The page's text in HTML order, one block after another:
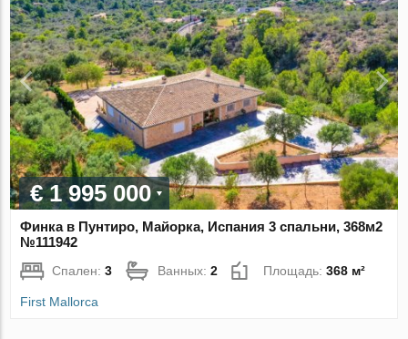
€ 1 995 000
Финка в Пунтиро, Майорка, Испания 3 спальни, 368м2
№111942
Спален:3 Ванных:2 Площадь:368 м²
First Mallorca